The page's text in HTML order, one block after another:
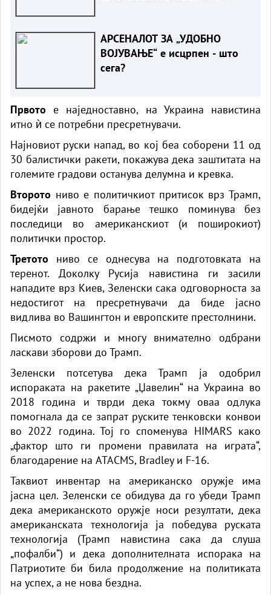
АРСЕНАЛОТ ЗА „УДОБНО
ВОЈУВАЊЕ“ е исцрпен - што
сега?
Првото е наједноставно, на Украина навистина
итно ѝ се потребни пресретнувачи.
Најновиот руски напад, во кој беа соборени 11 од
30 балистички ракети, покажува дека заштитата на
големите градови останува делумна и кревка.
Второто ниво е политичкиот притисок врз Трамп,
бидејќи јавното барање тешко поминува без
последици во американскиот (и поширокиот)
политички простор.
Третото ниво се однесува на подготовката на
теренот. Доколку Русија навистина ги засили
нападите врз Киев, Зеленски сака одговорноста за
недостигот на пресретнувачи да биде јасно
видлива во Вашингтон и европските престолнини.
Писмото содржи и многу внимателно одбрани
ласкави зборови до Трамп.
Зеленски потсетува дека Трамп ја одобрил
испораката на ракетите „Џавелин“ на Украина во
2018 година и тврди дека токму оваа одлука
помогнала да се запрат руските тенковски конвои
во 2022 година. Тој го споменува HIMARS како
„фактор што ги промени правилата на играта“,
благодарение на ATACMS, Bradley и F-16.
Таквиот инвентар на американско оружје има
јасна цел. Зеленски се обидува да го убеди Трамп
дека американското оружје носи резултати, дека
американската технологија ја победува руската
технологија (Трамп навистина сака да слуша
„пофалби“) и дека дополнителната испорака на
Патриотите би била продолжение на политиката
на успех, а не нова бездна.